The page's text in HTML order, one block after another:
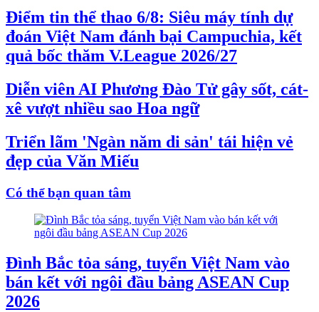
Điểm tin thể thao 6/8: Siêu máy tính dự
đoán Việt Nam đánh bại Campuchia, kết
quả bốc thăm V.League 2026/27
Diễn viên AI Phương Đào Tử gây sốt, cát-
xê vượt nhiều sao Hoa ngữ
Triển lãm 'Ngàn năm di sản' tái hiện vẻ
đẹp của Văn Miếu
Có thể bạn quan tâm
Đình Bắc tỏa sáng, tuyển Việt Nam vào
bán kết với ngôi đầu bảng ASEAN Cup
2026